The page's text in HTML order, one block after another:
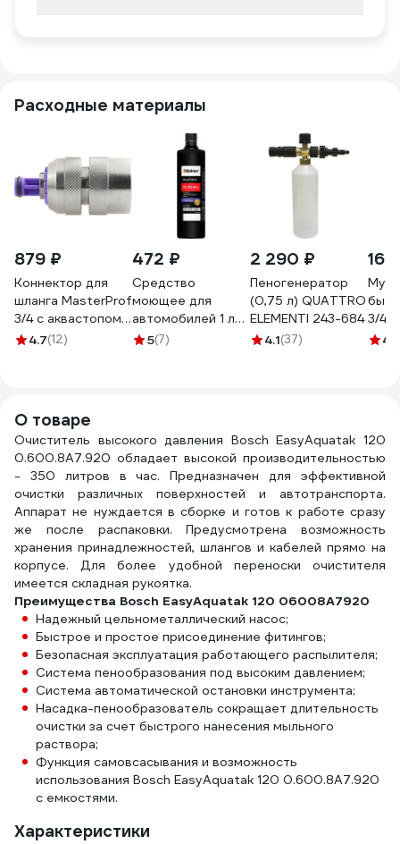
Расходные материалы
879 ₽
Коннектор для
шланга MasterProf
3/4 с аквастопом
соединитель
4.7(12)
472 ₽
Средство
моющее для
автомобилей 1 л
Nitro, Bahler
5(7)
2 290 ₽
Пеногенератор
(0,75 л) QUATTRO
ELEMENTI 243-684
4.1(37)
3/4"
4.5
О товаре
Очиститель высокого давления Bosch EasyAquatak 120
0.600.8A7.920 обладает высокой производительностью
- 350 литров в час. Предназначен для эффективной
очистки различных поверхностей и автотранспорта.
Аппарат не нуждается в сборке и готов к работе сразу
же после распаковки. Предусмотрена возможность
хранения принадлежностей, шлангов и кабелей прямо на
корпусе. Для более удобной переноски очистителя
имеется складная рукоятка.
Преимущества Bosch EasyAquatak 120 06008A7920
Надежный цельнометаллический насос;
Быстрое и простое присоединение фитингов;
Безопасная эксплуатация работающего распылителя;
Система пенообразования под высоким давлением;
Система автоматической остановки инструмента;
Насадка-пенообразователь сокращает длительность
очистки за счет быстрого нанесения мыльного
раствора;
Функция самовсасывания и возможность
использования Bosch EasyAquatak 120 0.600.8A7.920
с емкостями.
Характеристики